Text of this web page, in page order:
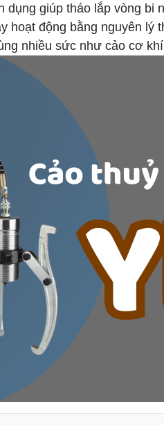
giúp tháo lắp vòng bi
hoạt động bằng nguyên lý
nhiều sức như cảo cơ